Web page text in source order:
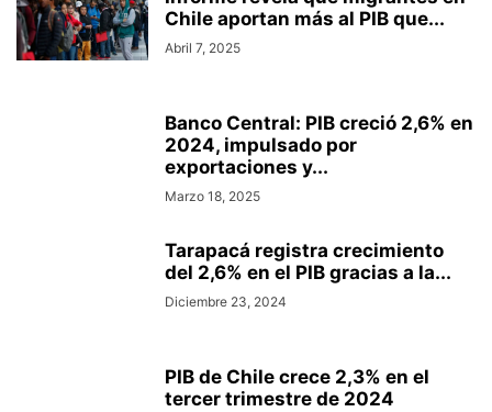
Chile aportan más al PIB que...
Abril 7, 2025
Banco Central: PIB creció 2,6% en
2024, impulsado por
exportaciones y...
Marzo 18, 2025
Tarapacá registra crecimiento
del 2,6% en el PIB gracias a la...
Diciembre 23, 2024
PIB de Chile crece 2,3% en el
tercer trimestre de 2024